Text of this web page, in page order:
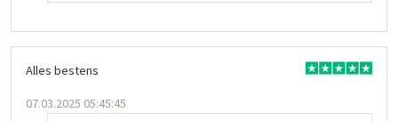
Alles bestens
07.03.2025 05:45:45